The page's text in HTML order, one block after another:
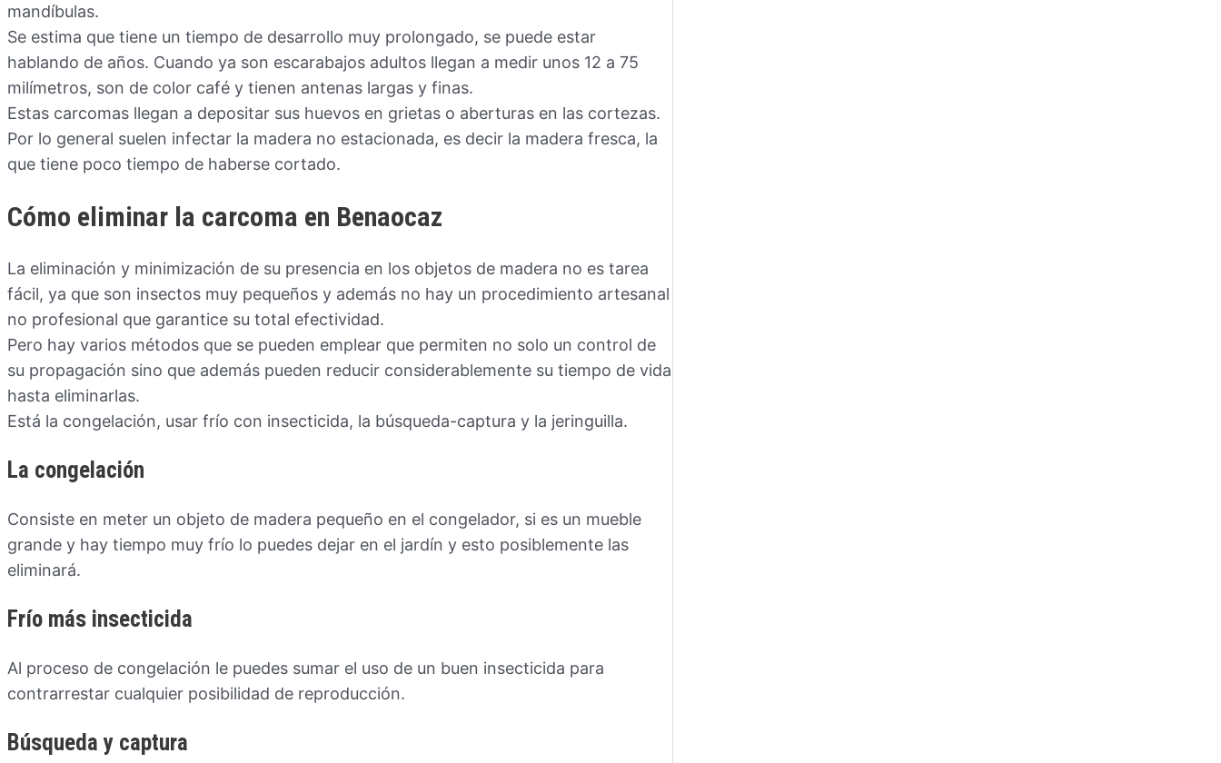
mandíbulas.
Se estima que tiene un tiempo de desarrollo muy prolongado, se puede estar
hablando de años. Cuando ya son escarabajos adultos llegan a medir unos 12 a 75
milímetros, son de color café y tienen antenas largas y finas.
Estas carcomas llegan a depositar sus huevos en grietas o aberturas en las cortezas.
Por lo general suelen infectar la madera no estacionada, es decir la madera fresca, la
que tiene poco tiempo de haberse cortado.
Cómo eliminar la carcoma en Benaocaz
La eliminación y minimización de su presencia en los objetos de madera no es tarea
fácil, ya que son insectos muy pequeños y además no hay un procedimiento artesanal
no profesional que garantice su total efectividad.
Pero hay varios métodos que se pueden emplear que permiten no solo un control de
su propagación sino que además pueden reducir considerablemente su tiempo de vida
hasta eliminarlas.
Está la congelación, usar frío con insecticida, la búsqueda-captura y la jeringuilla.
La congelación
Consiste en meter un objeto de madera pequeño en el congelador, si es un mueble
grande y hay tiempo muy frío lo puedes dejar en el jardín y esto posiblemente las
eliminará.
Frío más insecticida
Al proceso de congelación le puedes sumar el uso de un buen insecticida para
contrarrestar cualquier posibilidad de reproducción.
Búsqueda y captura